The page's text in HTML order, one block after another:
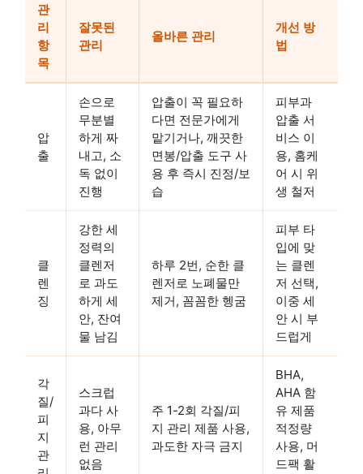
관
리
항
목
잘못된
관리
올바른 관리
개선 방
법
압
출
손으로
무분별
하게 짜
내고, 소
독 없이
진행
압출이 꼭 필요하
다면 전문가에게
맡기거나, 깨끗한
면봉/압출 도구 사
용 후 즉시 진정/보
습
피부과
압출 서
비스 이
용, 홈케
어 시 위
생 철저
클
렌
징
강한 세
정력의
클렌저
로 과도
하게 세
안, 잔여
물 남김
하루 2번, 순한 클
렌저로 노폐물만
제거, 꼼꼼한 헹굼
피부 타
입에 맞
는 클렌
저 선택,
이중 세
안 시 부
드럽게
각
질/
피
지
관
스크럽
과다 사
용, 아무
런 관리
없음
주 1-2회 각질/피
지 관리 제품 사용,
과도한 자극 금지
BHA,
AHA 함
유 제품
적정량
사용, 머
드팩 활